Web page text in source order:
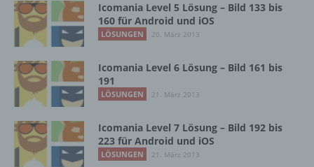
Icomania Level 5 Lösung – Bild 133 bis
160 für Android und iOS
LÖSUNGEN 20. März 2013
Icomania Level 6 Lösung – Bild 161 bis
191
LÖSUNGEN 21. März 2013
Icomania Level 7 Lösung – Bild 192 bis
223 für Android und iOS
LÖSUNGEN 21. März 2013
Auftragsverarbeiters befugt sind, die
personenbezogenen Daten zu verarbeiten.
k) Einwilligung
Einwilligung ist jede von der betroffenen
informierter Weise und unmissverständlich
abgegebene Willensbekundung in Form
einer Erklärung oder einer sonstigen